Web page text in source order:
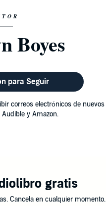
Boyes
para Seguir
correos electrónicos de nuevos
y Amazon.
gratis
Cancela en cualquier momento.